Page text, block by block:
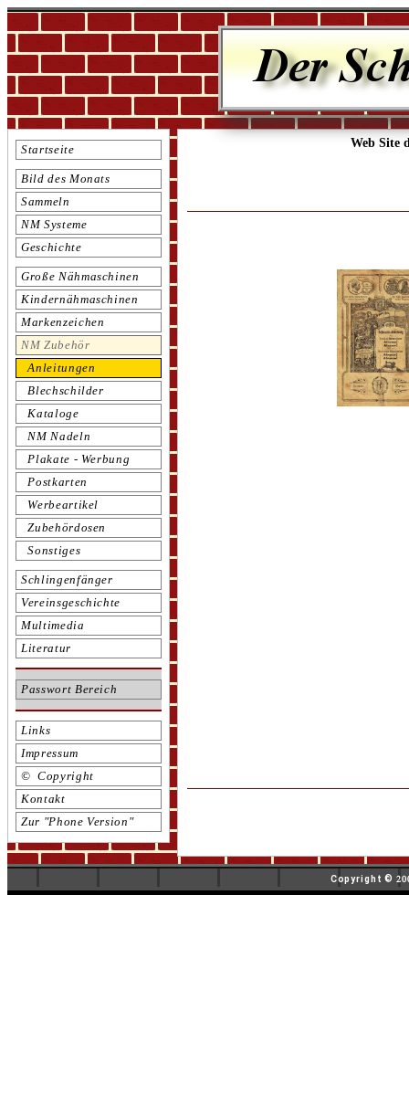
Startseite
Bild des Monats
Sammeln
NM Systeme
Geschichte
Große Nähmaschinen
Kindernähmaschinen
Markenzeichen
NM Zubehör
Anleitungen
Blechschilder
Kataloge
NM Nadeln
Plakate - Werbung
Postkarten
Werbeartikel
Zubehördosen
Sonstiges
Schlingenfänger
Vereinsgeschichte
Multimedia
Literatur
Passwort Bereich
Links
Impressum
© Copyright
Kontakt
Zur "Phone Version"
Web Site